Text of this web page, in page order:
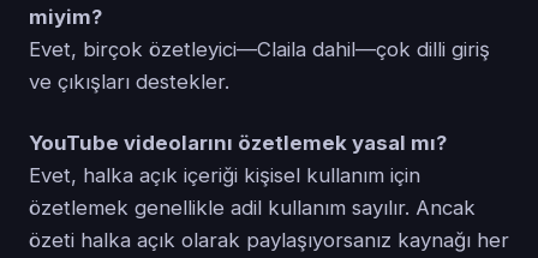
miyim?
Evet, birçok özetleyici—Claila dahil—çok dilli giriş
ve çıkışları destekler.
YouTube videolarını özetlemek yasal mı?
Evet, halka açık içeriği kişisel kullanım için
özetlemek genellikle adil kullanım sayılır. Ancak
özeti halka açık olarak paylaşıyorsanız kaynağı her